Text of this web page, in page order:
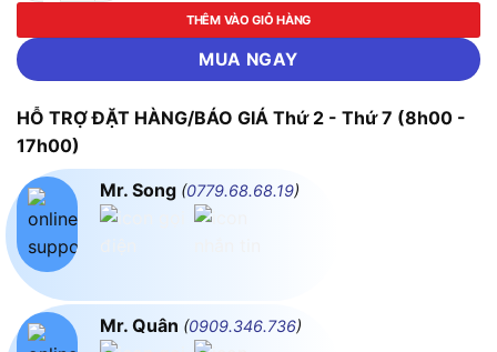
THÊM VÀO GIỎ HÀNG
MUA NGAY
HỖ TRỢ ĐẶT HÀNG/BÁO GIÁ Thứ 2 - Thứ 7 (8h00 -
17h00)
Mr. Song (0779.68.68.19)
Mr. Quân (0909.346.736)